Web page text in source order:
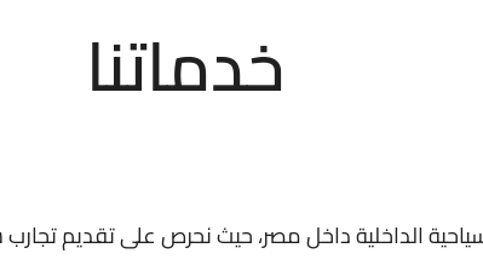
خدماتنا
الداخلية داخل مصر، حيث نحرص على تقديم